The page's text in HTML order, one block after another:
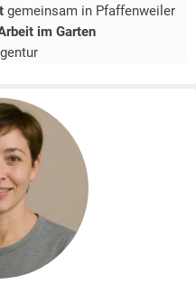
gemeinsam in Pfaffenweiler
im Garten